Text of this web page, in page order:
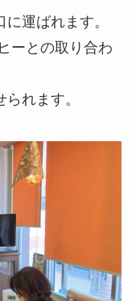
運ばれます。
ーとの取り合わ
れます。